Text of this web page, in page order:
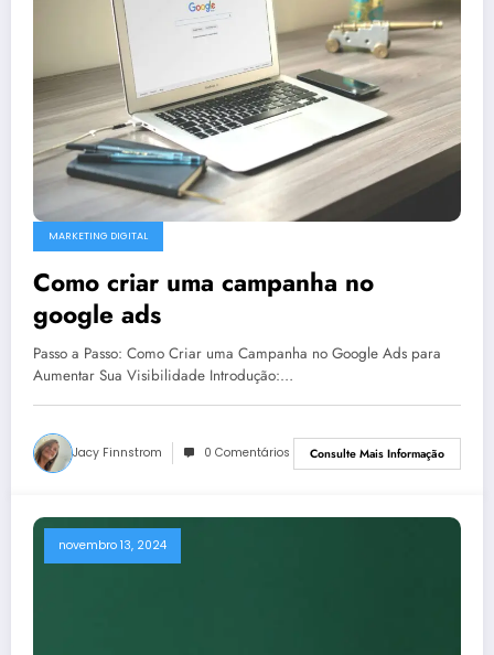
MARKETING DIGITAL
Como criar uma campanha no
google ads
Passo a Passo: Como Criar uma Campanha no Google Ads para
Aumentar Sua Visibilidade Introdução:…
Jacy Finnstrom 0 Comentários Consulte Mais Informação
novembro 13, 2024